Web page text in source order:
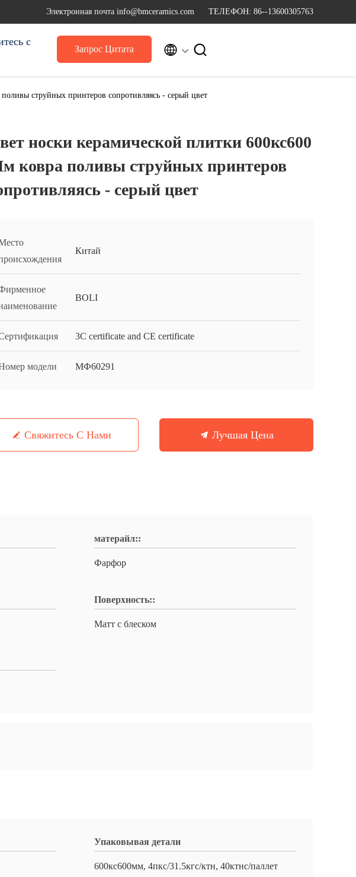
Электронная почта info@bmceramics.com ТЕЛЕФОН: 86--13600305763
с
Запрос Цитата  
струйных принтеров сопротивляясь - серый цвет
носки керамической плитки 600кс600
ковра поливы струйных принтеров
- серый цвет
Китай
BOLI
3C certificate and CE certificate
модели МФ60291
Свяжитесь С Нами Лучшая Цена
матерайл::
Фарфор
Поверхность::
Матт с блеском
Упаковывая детали
600кс600мм, 4пкс/31.5кгс/ктн, 40ктнс/паллет